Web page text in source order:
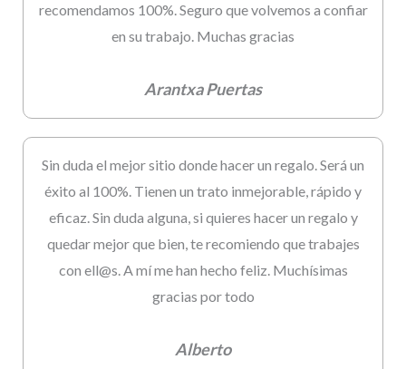
recomendamos 100%. Seguro que volvemos a confiar
en su trabajo. Muchas gracias
Arantxa Puertas
Sin duda el mejor sitio donde hacer un regalo. Será un
éxito al 100%. Tienen un trato inmejorable, rápido y
eficaz. Sin duda alguna, si quieres hacer un regalo y
quedar mejor que bien, te recomiendo que trabajes
con ell@s. A mí me han hecho feliz. Muchísimas
gracias por todo
Alberto